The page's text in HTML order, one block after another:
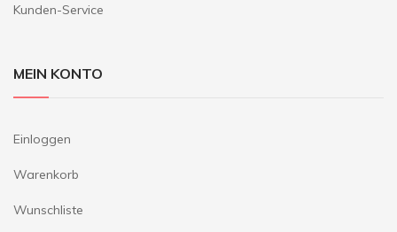
Kunden-Service
MEIN KONTO
Einloggen
Warenkorb
Wunschliste